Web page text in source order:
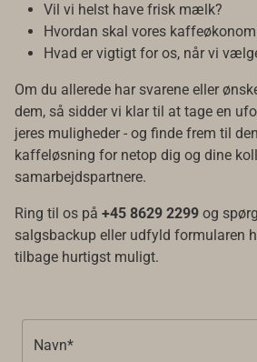
Vil vi helst have frisk mælk?
Hvordan skal vores
Hvad er vigtigt for os, når vi
Om du allerede har svarene eller
dem, så sidder vi klar til at tage en
jeres muligheder - og finde frem til
kaffeløsning for netop dig og dine
samarbejdspartnere.
Ring til os på +45 8629 2299 og
salgsbackup eller udfyld formularen
tilbage hurtigst muligt.
Navn*